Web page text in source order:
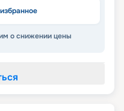
о снижении цены